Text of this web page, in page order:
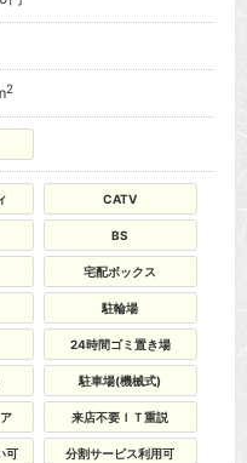
2
CATV
BS
宅配ボックス
駐輪場
24時間ゴミ置き場
駐車場(機械式)
来店不要ＩＴ重説
可 分割サービス利用可